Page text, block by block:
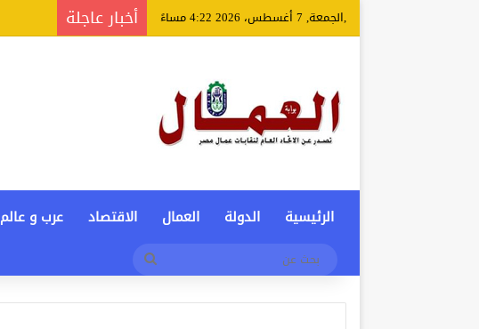
,الجمعة, 7 أغسطس، 2026 4:22 مساءً أخبار عاجلة
الرئيسية الدولة العمال الاقتصاد عرب و عالم